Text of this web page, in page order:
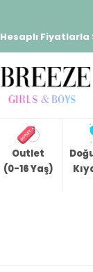
Hesaplı Fiyatlarla
Outlet
(0-16 Yaş)